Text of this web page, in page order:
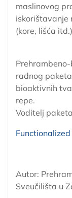
maslinovog
iskorištavanje
(kore, lišća
radnog
bioaktivnih
repe.
Voditelj
Autor:
Sveučilišta u